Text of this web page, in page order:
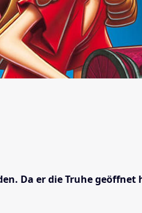
Da er die Truhe